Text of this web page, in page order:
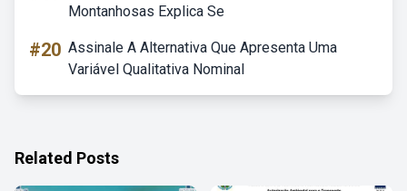
Montanhosas Explica Se
#20 Assinale A Alternativa Que Apresenta Uma
Variável Qualitativa Nominal
Related Posts